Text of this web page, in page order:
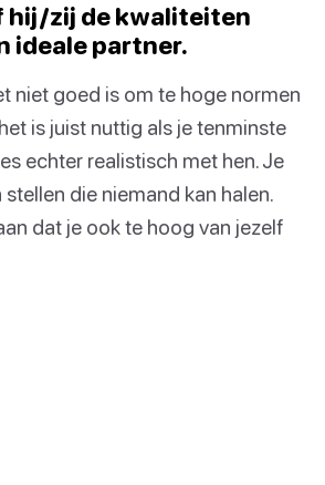
hij/zij de kwaliteiten
ideale partner.
niet goed is om te hoge normen
is juist nuttig als je tenminste
echter realistisch met hen. Je
die niemand kan halen.
dat je ook te hoog van jezelf